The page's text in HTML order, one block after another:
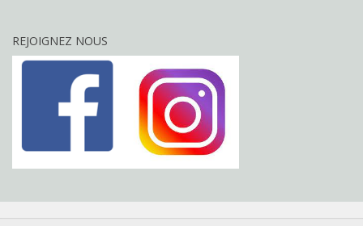
REJOIGNEZ NOUS